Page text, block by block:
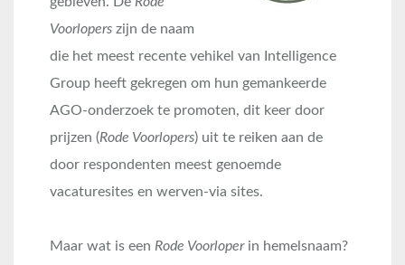
Voorlopers zijn de naam
die het meest recente vehikel van Intelligence
Group heeft gekregen om hun gemankeerde
AGO-onderzoek te promoten, dit keer door
prijzen (Rode Voorlopers) uit te reiken aan de
door respondenten meest genoemde
vacaturesites en werven-via sites.
Maar wat is een Rode Voorloperin hemelsnaam?